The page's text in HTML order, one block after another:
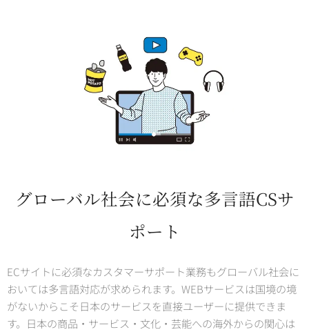
グローバル社会に必須な多言語CSサ
ポート
ECサイトに必須なカスタマーサポート業務もグローバル社会に
おいては多言語対応が求められます。WEBサービスは国境の境
がないからこそ日本のサービスを直接ユーザーに提供できま
す。日本の商品・サービス・文化・芸能への海外からの関心は